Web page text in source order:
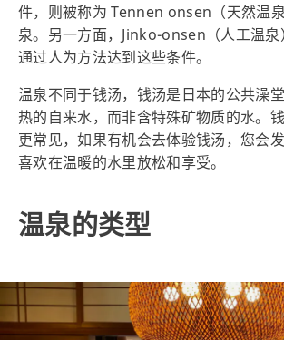
件，则被称为 Tennen onsen（天然温
泉。另一方面，Jinko-onsen（人工温
通过人为方法达到这些条件。
温泉不同于钱汤，钱汤是日本的公共澡
热的自来水，而非含特殊矿物质的水。
更常见，如果有机会去体验钱汤，您会
喜欢在温暖的水里放松和享受。
温泉的类型